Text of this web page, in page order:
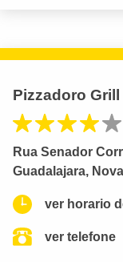
Pizzadoro Grill
Rua Senador
Guadalajara,
ver horario
ver telefone